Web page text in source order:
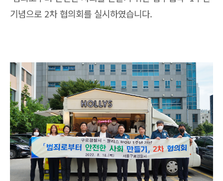
기념으로 2차 협의회를 실시하였습니다.